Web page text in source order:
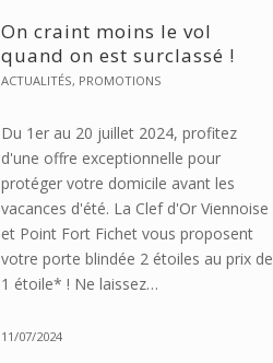
On craint moins le vol
quand on est surclassé !
ACTUALITÉS, PROMOTIONS
Du 1er au 20 juillet 2024, profitez
d'une offre exceptionnelle pour
protéger votre domicile avant les
vacances d'été. La Clef d'Or Viennoise
et Point Fort Fichet vous proposent
votre porte blindée 2 étoiles au prix de
1 étoile* ! Ne laissez…
11/07/2024